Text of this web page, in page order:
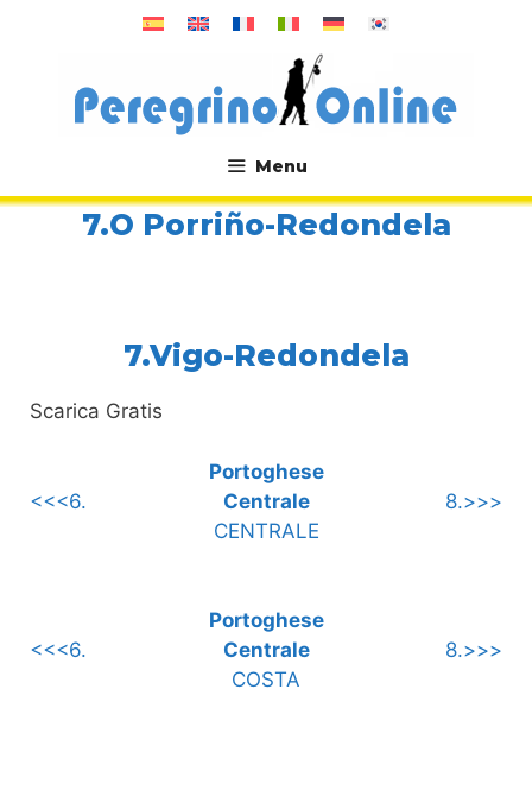
Menu
. 7.O Porriño-Redondela
7.Vigo-Redondela
Scarica Gratis
<<<6.
Portoghese
Centrale
CENTRALE
8.>>>
<<<6.
Portoghese
Centrale
COSTA
8.>>>